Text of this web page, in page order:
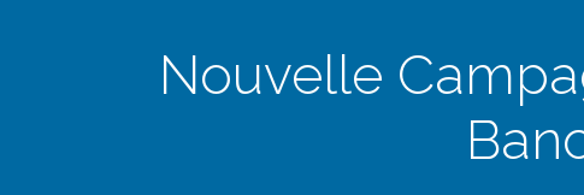
Nouvelle